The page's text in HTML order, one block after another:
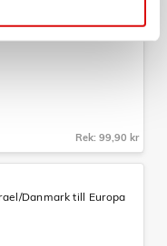
Rek: 99,90 kr
Danmark till Europa